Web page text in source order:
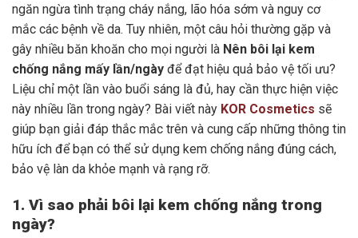
ngăn ngừa tình trạng cháy nắng, lão hóa sớm và nguy cơ
mắc các bệnh về da. Tuy nhiên, một câu hỏi thường gặp và
gây nhiều băn khoăn cho mọi người là Nên bôi lại kem
chống nắng mấy lần/ngày để đạt hiệu quả bảo vệ tối ưu?
Liệu chỉ một lần vào buổi sáng là đủ, hay cần thực hiện việc
này nhiều lần trong ngày? Bài viết này KOR Cosmetics sẽ
giúp bạn giải đáp thắc mắc trên và cung cấp những thông tin
hữu ích để bạn có thể sử dụng kem chống nắng đúng cách,
bảo vệ làn da khỏe mạnh và rạng rỡ.
1. Vì sao phải bôi lại kem chống nắng trong
ngày?